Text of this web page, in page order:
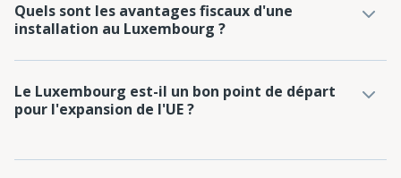
Quels sont les avantages fiscaux d'une
installation au Luxembourg ?
Le Luxembourg est-il un bon point de départ
pour l'expansion de l'UE ?